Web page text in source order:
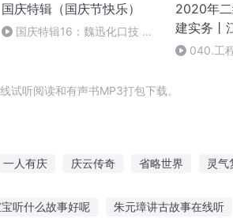
国庆特辑（国庆节快乐）
国庆特辑16：魏迅化口技 二
2020年
建实务丨
040.工
试听阅读和有声书MP3打包下载。
一人有庆 庆云传奇 省略世界 灵气
听什么故事好呢 朱元璋讲古故事在线听